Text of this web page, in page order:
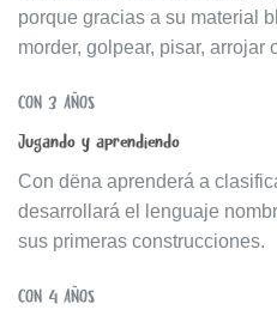
porque gracias a su material
morder, golpear, pisar, arrojar
CON 3 AÑOS
Jugando y aprendiendo
Con dëna aprenderá a
desarrollará el lenguaje
sus primeras construcciones.
CON 4 AÑOS